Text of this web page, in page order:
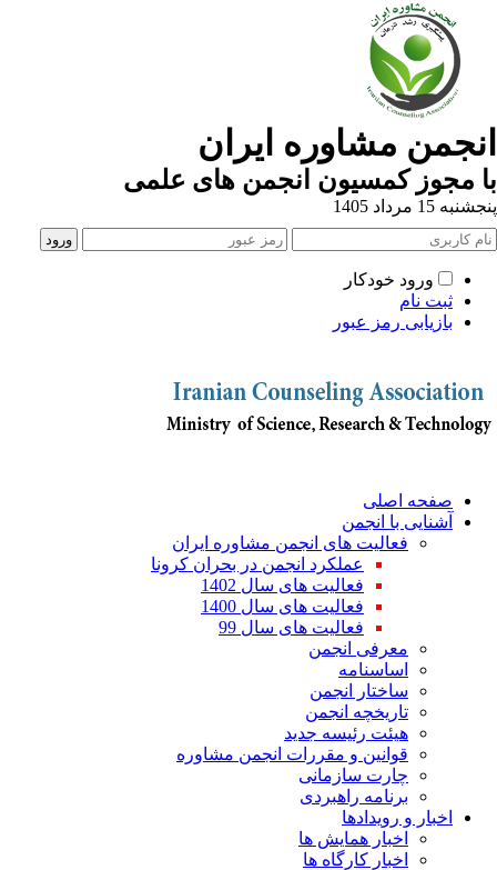
مشاوره ایران
مجوز کمسیون انجمن های علمی
15 مرداد 1405
ورود خودکار
ثبت نام
بازیابی رمز عبور
صفحه اصلی
آشنایی با انجمن
فعالیت های انجمن مشاوره ایران
عملکرد انجمن در بحران کرونا
فعالیت های سال 1402
فعالیت های سال 1400
فعالیت های سال 99
معرفی انجمن
اساسنامه
ساختار انجمن
تاریخچه انجمن
هیئت رئیسه جدید
قوانین و مقررات انجمن مشاوره
چارت سازمانی
برنامه راهبردی
اخبار و رویدادها
اخبار همایش ها
اخبار کارگاه ها